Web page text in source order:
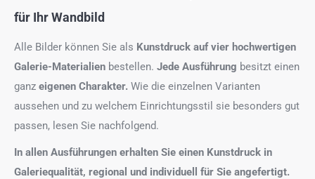
für Ihr Wandbild
Alle Bilder können Sie als Kunstdruck auf vier hochwertigen
Galerie-Materialien bestellen. Jede Ausführung besitzt einen
ganz eigenen Charakter. Wie die einzelnen Varianten
aussehen und zu welchem Einrichtungsstil sie besonders gut
passen, lesen Sie nachfolgend.
In allen Ausführungen erhalten Sie einen Kunstdruck in
Galeriequalität, regional und individuell für Sie angefertigt.